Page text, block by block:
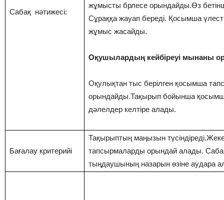
Сабақ нәтижесі:
жұмысты брлесе орындайды.Өз
Сұраққа жауап береді. Қосымша
жұмыс жасайды.
Оқушылардың кейбіреуі мынаны
Оқулықтан тыс берілген қосымша
орындайды.Тақырып бойынша
дәлелдер келтіре алады.
Бағалау критерийі
Тақырыптың маңызын
тапсырмаларды орындай алады.
тыңдаушының назарын өзіне аудара